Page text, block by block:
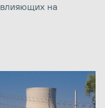
на